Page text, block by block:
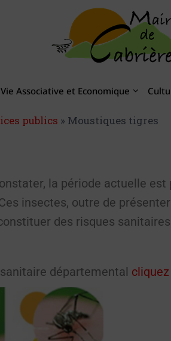
Vie Associative et Economique
publics » Moustiques tigres
la période actuelle est
insectes, outre de
des risques
départemental